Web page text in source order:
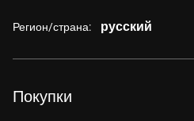
Регион/страна: русский
Покупки